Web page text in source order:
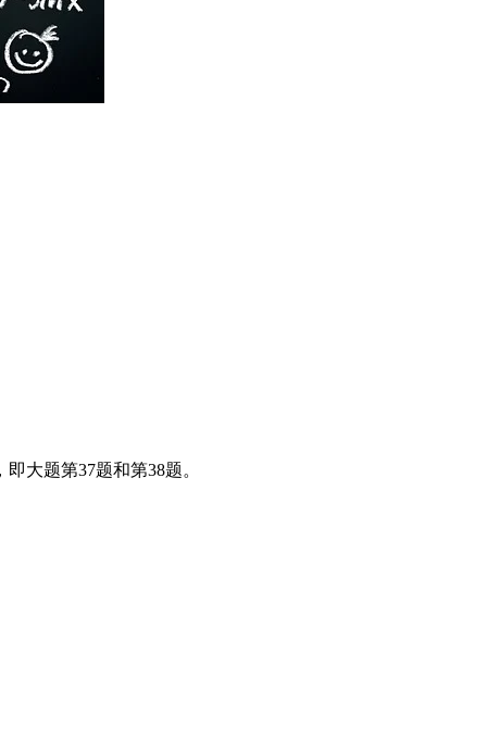
大题第37题和第38题。